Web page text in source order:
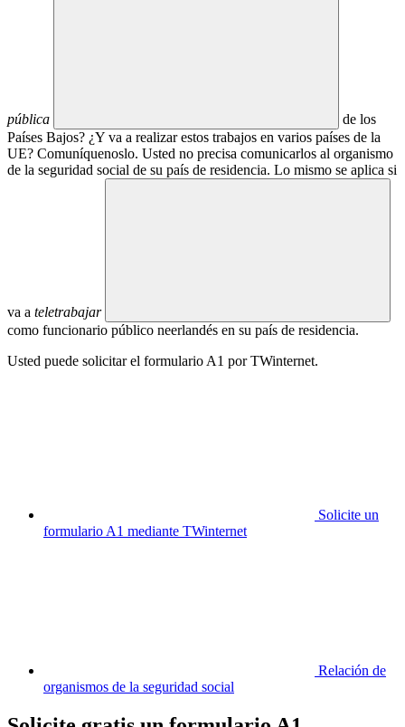
pública
de los
Países Bajos? ¿Y va a realizar estos trabajos en varios países de la
UE? Comuníquenoslo. Usted no precisa comunicarlos al organismo
de la seguridad social de su país de residencia. Lo mismo se aplica si
va a teletrabajar
como funcionario público neerlandés en su país de residencia.
Usted puede solicitar el formulario A1 por TWinternet.
Solicite un
formulario A1 mediante TWinternet
Relación de
organismos de la seguridad social